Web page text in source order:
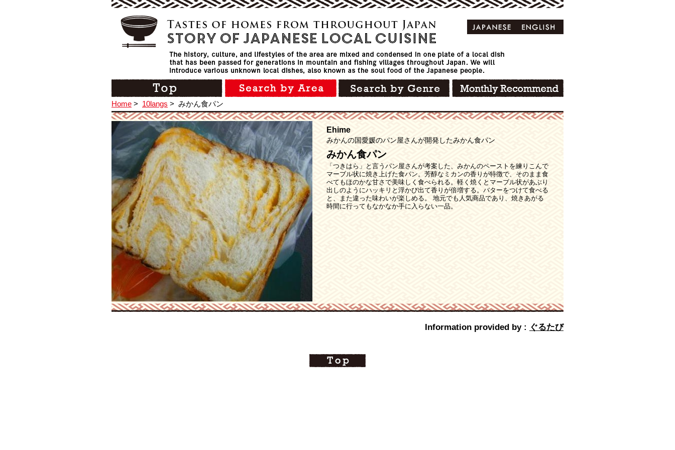
Home > 10langs > みかん食パン
Ehime
みかんの国愛媛のパン屋さんが開発したみかん食パン
みかん食パン
「つきはら」と言うパン屋さんが考案した、みかんのペーストを練りこんで
マーブル状に焼き上げた食パン。芳醇なミカンの香りが特徴で、そのまま食
べてもほのかな甘さで美味しく食べられる。軽く焼くとマーブル状があぶり
出しのようにハッキリと浮かび出て香りが倍増する。バターをつけて食べる
と、また違った味わいが楽しめる。 地元でも人気商品であり、焼きあがる
時間に行ってもなかなか手に入らない一品。
Information provided by : ぐるたび